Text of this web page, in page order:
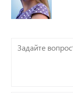
Задайте
вопрос*